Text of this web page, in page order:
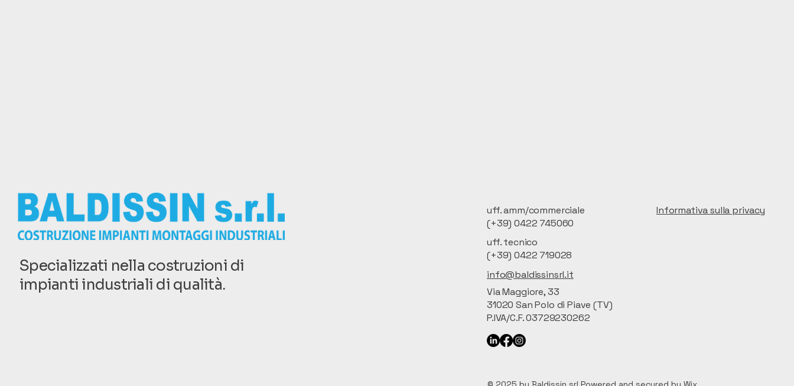
Specializzati nella costruzioni di
impianti industriali di qualità.
uff. amm/commerciale
(+39) 0422 745060
uff. tecnico
(+39) 0422 719028
Informativa sulla privacy
info@baldissinsrl.it
Via Maggiore, 33
31020 San Polo di Piave (TV)
P.IVA/C.F. 03729230262